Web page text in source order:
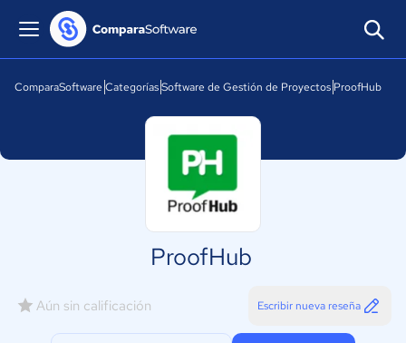
ComparaSoftware CategoríasSoftware de Gestión de Proyectos ProofHub
ProofHub
Aún sin calificación Escribir nueva reseña